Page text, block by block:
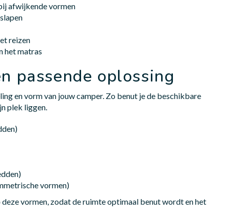
afwijkende vormen
reizen
het matras
passende oplossing
en vorm van jouw camper. Zo benut je de beschikbare
plek liggen.
vormen)
vormen, zodat de ruimte optimaal benut wordt en het